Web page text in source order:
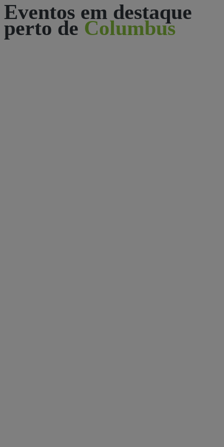
Eventos em destaque
perto de Columbus